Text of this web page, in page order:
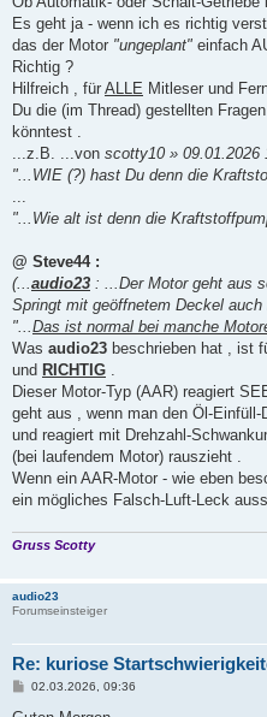
Es geht ja - wenn ich es richtig
das der Motor "ungeplant" einfach
Richtig ?
Hilfreich , für ALLE Mitleser und
Du die (im Thread) gestellten
könntest .
...z.B. ...von scotty10 » 09.01.2026
"...WIE (?) hast Du denn die
"...Wie alt ist denn die
@ Steve44 :
(... audio23 : ...Der Motor geht aus
Springt mit geöffnetem Deckel auch
"... Das ist normal bei manche
Was audio23 beschrieben hat , ist
und RICHTIG
Dieser Motor-Typ (AAR) reagiert
geht aus , wenn man den Öl-Einfüll-
und reagiert mit Drehzahl-
(bei laufendem Motor) rauszieht .
Wenn ein AAR-Motor - wie eben
ein mögliches Falsch-Luft-Leck
Gruss Scotty
audio23
Forumseinsteiger
Re: kuriose
B
i
02.03.2026, 09:36